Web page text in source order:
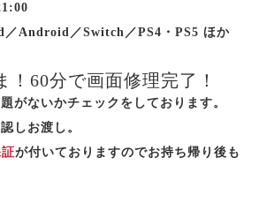
／Android／Switch／PS4・PS5 ほか
！60分で画面修理完了！
がないかチェックをしております。
しお渡し。
が付いておりますのでお持ち帰り後も